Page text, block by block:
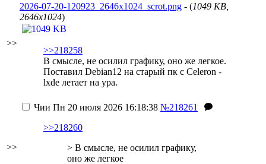
>>
2026-07-20-120923_2646x1024_scrot.png - (1049 KB,
2646x1024)
>>218258
В смысле, не осилил графику, оно же легкое.
Поставил Debian12 на старый пк с Celeron -
lxde летает на ура.
>>
Чии Пн 20 июля 2026 16:18:38 №218261
>>218260
> В смысле, не осилил графику,
оно же легкое